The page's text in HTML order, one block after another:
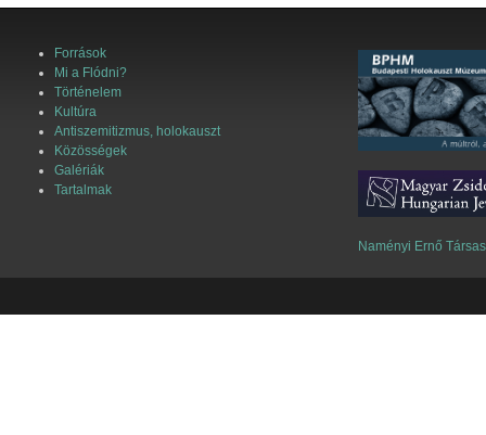
Források
Mi a Flódni?
Történelem
Kultúra
Antiszemitizmus, holokauszt
Közösségek
Galériák
Tartalmak
Naményi Ernő